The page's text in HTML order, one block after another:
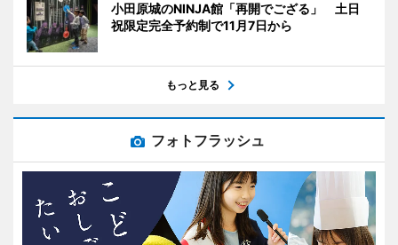
小田原城のNINJA館「再開でござる」 土日
祝限定完全予約制で11月7日から
もっと見る
フォトフラッシュ